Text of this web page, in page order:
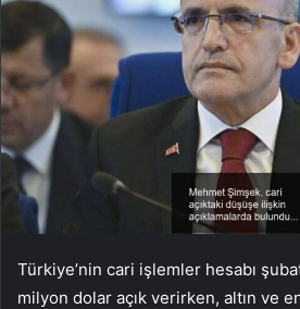
Türkiye’nin cari işlemler hesabı
milyon dolar açık verirken, altın ve